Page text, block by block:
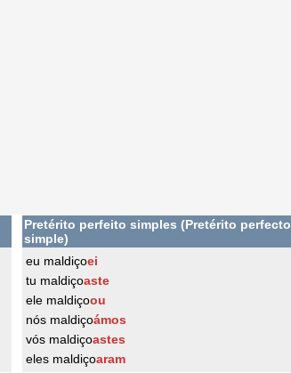
Pretérito perfeito simples (Pretérito perfecto
simple)
eu maldiçoei
tu maldiçoaste
ele maldiçoou
nós maldiçoámos
vós maldiçoastes
eles maldiçoaram